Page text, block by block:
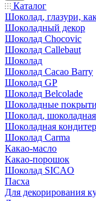
Каталог
Шоколад, глазури,
Шоколадный декор
Шоколад Chocovic
Шоколад Callebaut
Шоколад
Шоколад Cacao Barry
Шоколад GP
Шоколад Belcolade
Шоколадные
Шоколад,
Шоколадная
Шоколад Carma
Какао-масло
Какао-порошок
Шоколад SICAO
Пасха
Для декорирования